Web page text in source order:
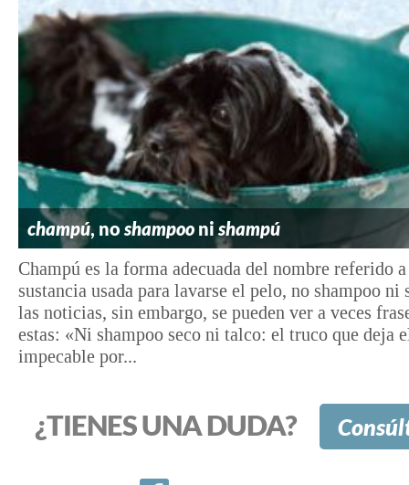
champú, no shampoo ni shampú
Champú es la forma adecuada del nombre referido
sustancia usada para lavarse el pelo, no shampoo ni
las noticias, sin embargo, se pueden ver a veces
estas: «Ni shampoo seco ni talco: el truco que deja
impecable por...
¿TIENES UNA DUDA?